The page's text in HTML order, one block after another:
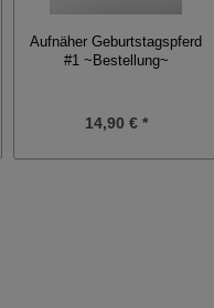
Aufnäher Geburtstagspferd
#1 ~Bestellung~
14,90 € *